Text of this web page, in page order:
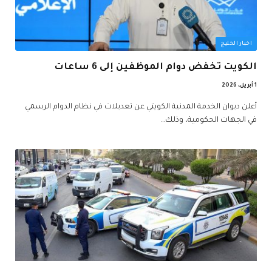
اخبار الخليج
الكويت تخفض دوام الموظفين إلى 6 ساعات
1 أبريل، 2026
أعلن ديوان الخدمة المدنية الكويتي عن تعديلات في نظام الدوام الرسمي
في الجهات الحكومية، وذلك…